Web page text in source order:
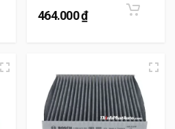
464.000₫